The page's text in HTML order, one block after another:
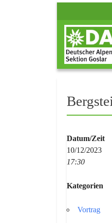
Datum/Zeit
10/12/2023
17:30
Kategorien
Vortrag